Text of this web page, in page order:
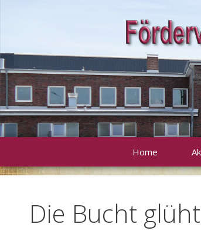
Home
Die Bucht glüht